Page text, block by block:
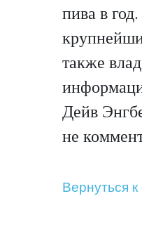
пива в
также
Дейв
не
Вернуться к